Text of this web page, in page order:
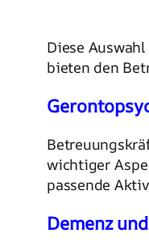
Diese
bieten den
wichtiger
passende
Demenz